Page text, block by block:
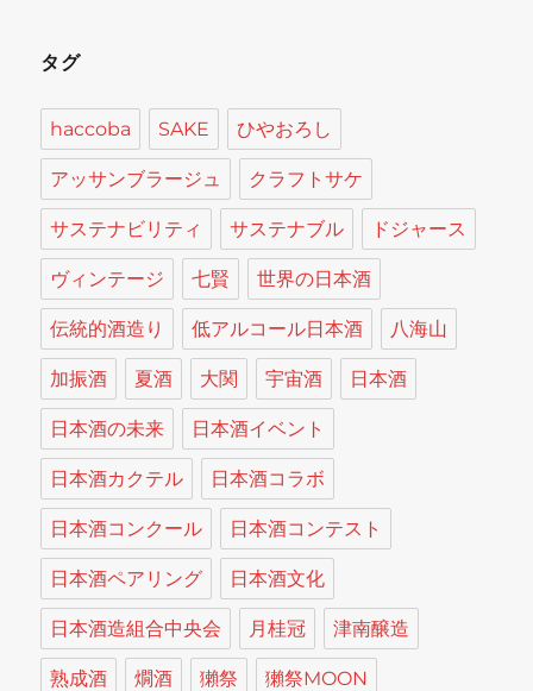
タグ
haccoba SAKE ひやおろし
アッサンブラージュ クラフトサケ
サステナビリティ サステナブル ドジャース
ヴィンテージ 七賢 世界の日本酒
伝統的酒造り 低アルコール日本酒 八海山
加振酒 夏酒 大関 宇宙酒 日本酒
日本酒の未来 日本酒イベント
日本酒カクテル 日本酒コラボ
日本酒コンクール 日本酒コンテスト
日本酒ペアリング 日本酒文化
日本酒造組合中央会 月桂冠 津南醸造
熟成酒 燗酒 獺祭 獺祭MOON